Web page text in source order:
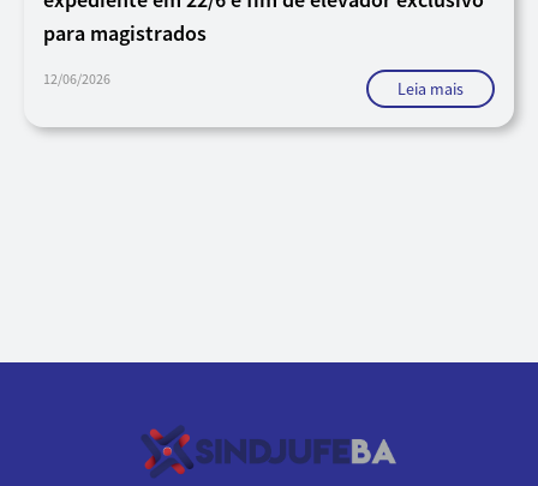
para magistrados
12/06/2026 Leia mais